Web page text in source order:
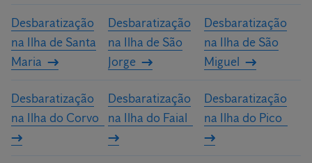
Desbaratização
na Ilha de Santa
Maria
Desbaratização
na Ilha de São
Jorge
Desbaratização
na Ilha de São
Miguel
Desbaratização
na Ilha do Corvo
Desbaratização
na Ilha do Faial
Desbaratização
na Ilha do Pico